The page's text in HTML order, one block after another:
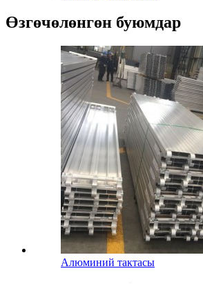
Өзгөчөлөнгөн буюмдар
Алюминий тактасы